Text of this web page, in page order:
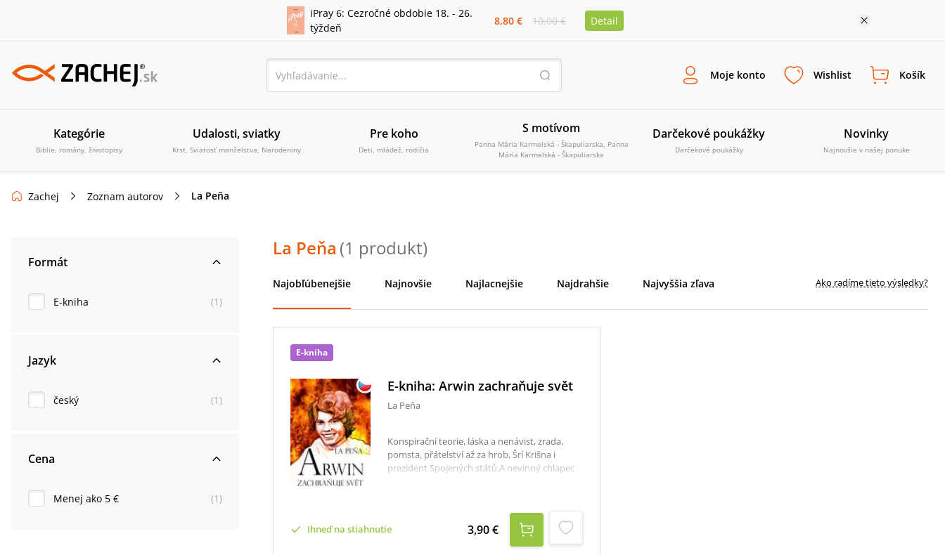
iPray 6: Cezročné obdobie 18. - 26.
týždeň
8,80 € 10,00 € Detail
Moje konto Wishlist Košík
Kategórie
Biblie, romány, životopisy
Udalosti, sviatky
Krst, Sviatosť manželstva, Narodeniny
Pre koho
Deti, mládež, rodičia
S motívom
Panna Mária Karmelská - Škapuliarska, Panna
Mária Karmelská - Škapuliarska
Darčekové poukážky
Darčekové poukážky
Novinky
Najnovšie v našej ponuke
Zachej Zoznam autorov La Peňa
Formát
E-kniha (1 )
Jazyk
český (1 )
Cena
Menej ako 5 € (1 )
La Peňa (1 produkt)
Najobľúbenejšie Najnovšie Najlacnejšie Najdrahšie Najvyššia zľava Ako radíme tieto výsledky?
E-kniha
E-kniha: Arwin zachraňuje svět
La Peňa
Konspirační teorie, láska a nenávist, zrada,
pomsta, přátelství až za hrob, Šrí Krišna i
prezident Spojených států.A nevinný chlapec
sofistikovaně a v utajení ovládat jednotlivce i
celé národy už po stovky let. POZOR – NIC
není tak, jak se zdá!… Konspirační román, který
Ihneď na stiahnutie 3,90 €